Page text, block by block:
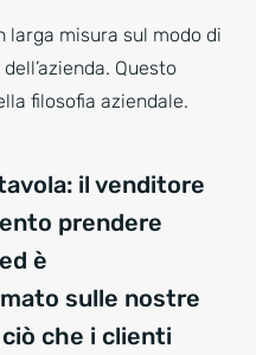
larga misura sul modo di
Questo
filosofia aziendale.
il venditore
prendere
è
sulle nostre
che i clienti